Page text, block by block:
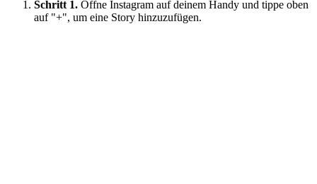
Schritt 1. Öffne Instagram auf deinem Handy und tippe oben
auf "+", um eine Story hinzuzufügen.